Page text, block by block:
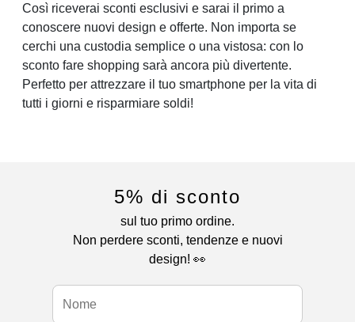
Così riceverai sconti esclusivi e sarai il primo a
conoscere nuovi design e offerte. Non importa se
cerchi una custodia semplice o una vistosa: con lo
sconto fare shopping sarà ancora più divertente.
Perfetto per attrezzare il tuo smartphone per la vita di
tutti i giorni e risparmiare soldi!
5% di sconto
sul tuo primo ordine.
Non perdere sconti, tendenze e nuovi
design! 👀